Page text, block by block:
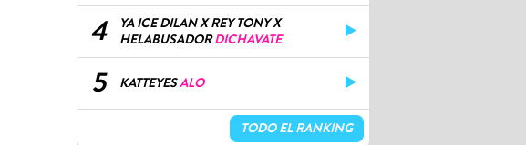
4
YA ICE DILAN X REY TONY X
HELABUSADORDICHAVATE
5 KATTEYESALO
TODO EL RANKING